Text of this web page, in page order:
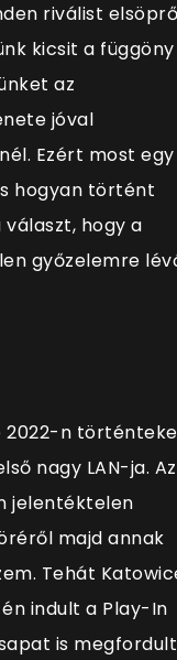
riválist elsöprő
kicsit a függöny
az
jóval
Ezért most egy
hogyan történt
hogy a
győzelemre
2022-n
nagy LAN-ja. Az
jelentéktelen
majd annak
Tehát
indult a Play-In
is